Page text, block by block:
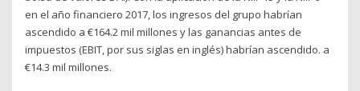
en el año financiero 2017, los ingresos del grupo habrían
ascendido a €164.2 mil millones y las ganancias antes de
impuestos (EBIT, por sus siglas en inglés) habrían ascendido. a
€14.3 mil millones.